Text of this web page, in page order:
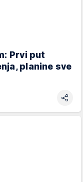
Prvi put
planine sve